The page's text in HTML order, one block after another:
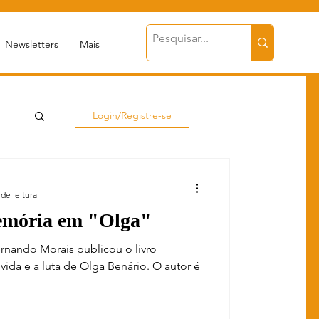
Newsletters Mais
Login/Registre-se
em "Olga"
Morais publicou o livro
e a luta de Olga Benário. O autor é
leitura